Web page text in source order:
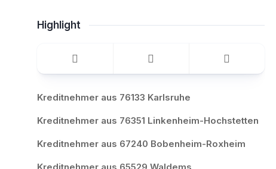
Highlight
Kreditnehmer aus 76133 Karlsruhe
Kreditnehmer aus 76351 Linkenheim-Hochstetten
Kreditnehmer aus 67240 Bobenheim-Roxheim